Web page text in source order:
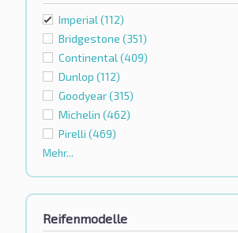
Imperial (112)
Bridgestone (351)
Continental (409)
Dunlop (112)
Goodyear(315)
Michelin (462)
Pirelli (469)
Mehr...
Reifenmodelle